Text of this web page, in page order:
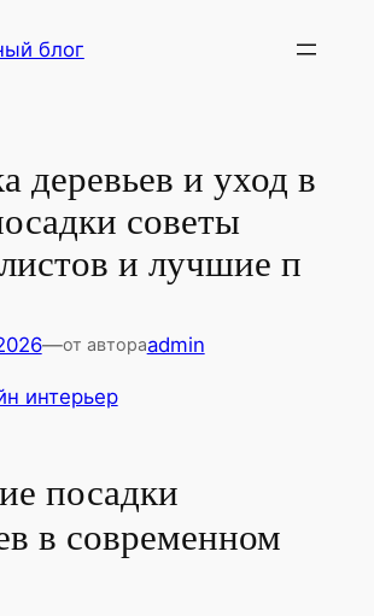
блог
деревьев и уход в
советы
и лучшие п
—от автораadmin
интерьер
посадки
в современном